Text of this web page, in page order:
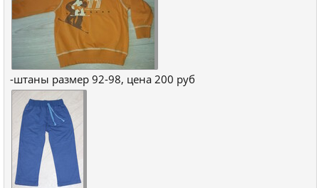
-штаны размер 92-98, цена 200 руб